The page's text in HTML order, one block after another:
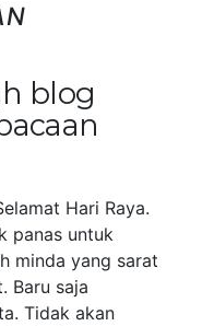
blog
Hari Raya.
panas untuk
minda yang sarat
Baru saja
Tidak akan